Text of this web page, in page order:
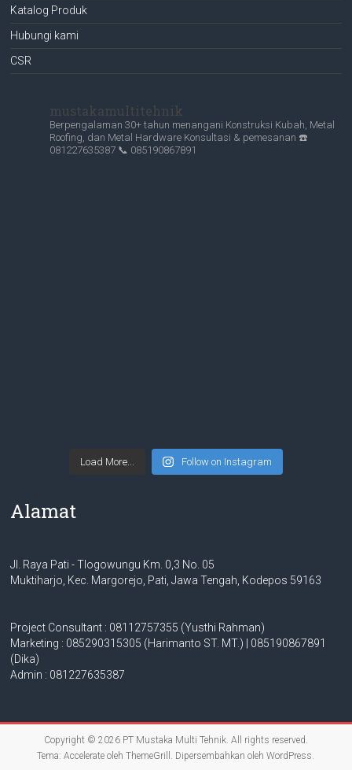
Katalog Produk
Hubungi kami
CSR
mustakamultitehnik
Berpengalaman 30+ tahun menangani Konstruksi Kubah, Metal
Roofing, dan Metal Hardware Konsultasi & pemesanan ☎️
081227635387 📞 085190867891
Load More... Follow on Instagram
Alamat
Jl. Raya Pati - Tlogowungu Km. 0,3 No. 05
Muktiharjo, Kec. Margorejo, Pati, Jawa Tengah, Kodepos 59163
Project Consultant : 08112757355 (Yusthi Rahman)
Marketing : 085290315305 (Harimanto ST. MT.) | 085190867891
(Dika)
Admin : 081227635387
Copyright © 2026 PT Mustaka Multi Tehnik. All rights reserved.
Tema:Accelerate oleh ThemeGrill. Dipersembahkan olehWordPress.